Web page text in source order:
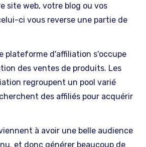
site web, votre blog ou vos
ci vous reverse une partie de
plateforme d'affiliation s'occupe
des ventes de produits. Les
regroupent un pool varié
des affiliés pour acquérir
à avoir une belle audience
et donc générer beaucoup de